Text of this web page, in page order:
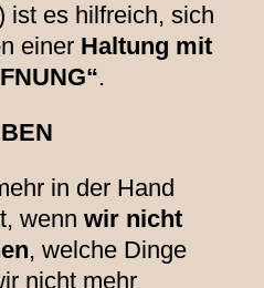
ist es hilfreich, sich
einer Haltung mit
.
in der Hand
wennwir nicht
, welche Dinge
nicht mehr